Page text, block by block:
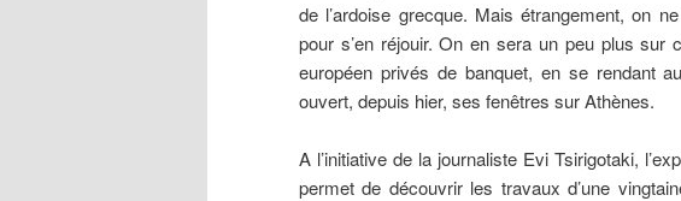
de l’ardoise grecque. Mais étrangement, on
pour s’en réjouir. On en sera un peu plus sur
européen privés de banquet, en se rendant
ouvert, depuis hier, ses fenêtres sur Athènes.
A l’initiative de la journaliste Evi Tsirigotaki,
permet de découvrir les travaux d’une